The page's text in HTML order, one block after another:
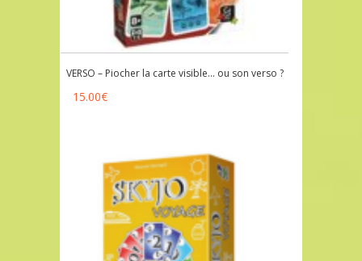
VERSO – Piocher la carte visible… ou son verso ?
15.00€